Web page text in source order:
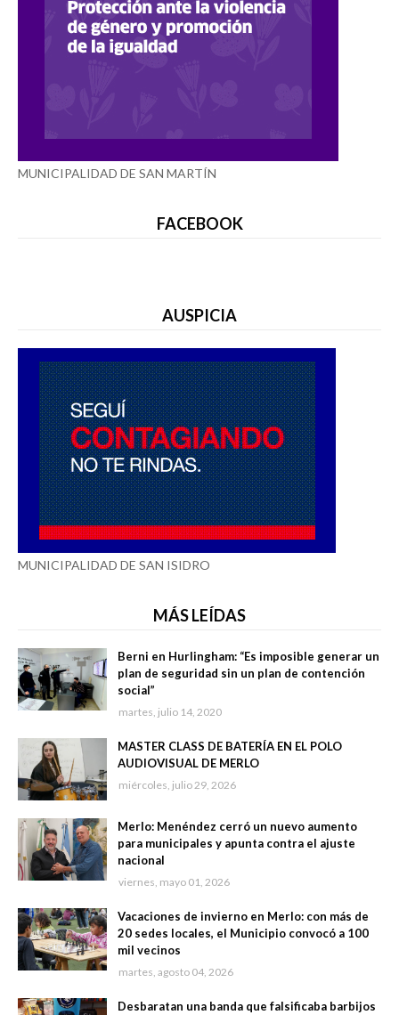
MUNICIPALIDAD DE SAN MARTÍN
FACEBOOK
AUSPICIA
MUNICIPALIDAD DE SAN ISIDRO
MÁS LEÍDAS
Berni en Hurlingham: “Es imposible generar un
plan de seguridad sin un plan de contención
social”
martes, julio 14, 2020
MASTER CLASS DE BATERÍA EN EL POLO
AUDIOVISUAL DE MERLO
miércoles, julio 29, 2026
Merlo: Menéndez cerró un nuevo aumento
para municipales y apunta contra el ajuste
nacional
viernes, mayo 01, 2026
Vacaciones de invierno en Merlo: con más de
20 sedes locales, el Municipio convocó a 100
mil vecinos
martes, agosto 04, 2026
Desbaratan una banda que falsificaba barbijos